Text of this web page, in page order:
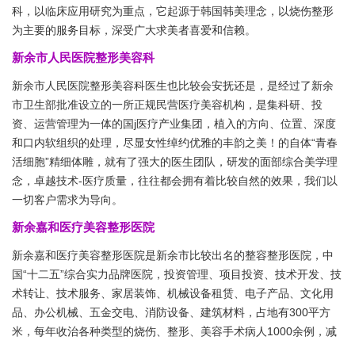
科，以临床应用研究为重点，它起源于韩国韩美理念，以烧伤整形
为主要的服务目标，深受广大求美者喜爱和信赖。
新余市人民医院整形美容科
新余市人民医院整形美容科医生也比较会安抚还是，是经过了新余
市卫生部批准设立的一所正规民营医疗美容机构，是集科研、投
资、运营管理为一体的国j医疗产业集团，植入的方向、位置、深度
和口内软组织的处理，尽显女性绰约优雅的丰韵之美！的自体“青春
活细胞”精细体雕，就有了强大的医生团队，研发的面部综合美学理
念，卓越技术-医疗质量，往往都会拥有着比较自然的效果，我们以
一切客户需求为导向。
新余嘉和医疗美容整形医院
新余嘉和医疗美容整形医院是新余市比较出名的整容整形医院，中
国“十二五”综合实力品牌医院，投资管理、项目投资、技术开发、技
术转让、技术服务、家居装饰、机械设备租赁、电子产品、文化用
品、办公机械、五金交电、消防设备、建筑材料，占地有300平方
米，每年收治各种类型的烧伤、整形、美容手术病人1000余例，减